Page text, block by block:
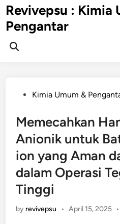
Skip
to
content
Revivepsu : Kimia
Pengantar
Open
PostedKimia Umum &
Memecahkan
Anionik untuk
ion yang Aman
dalam Operasi
Tinggi
by revivepsu • April 15, 2025 •